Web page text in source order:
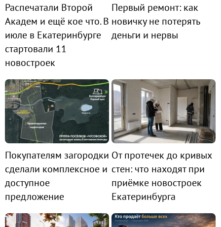
Распечатали Второй
Академ и ещё кое что. В
июле в Екатеринбурге
стартовали 11
новостроек
Первый ремонт: как
новичку не потерять
деньги и нервы
Покупателям загородки
сделали комплексное и
доступное
предложение
От протечек до кривых
стен: что находят при
приёмке новостроек
Екатеринбурга